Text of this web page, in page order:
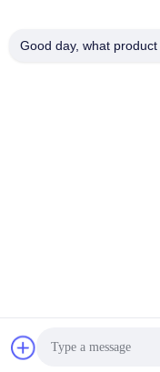
No 280 rue
Sevenpower
Good day, what